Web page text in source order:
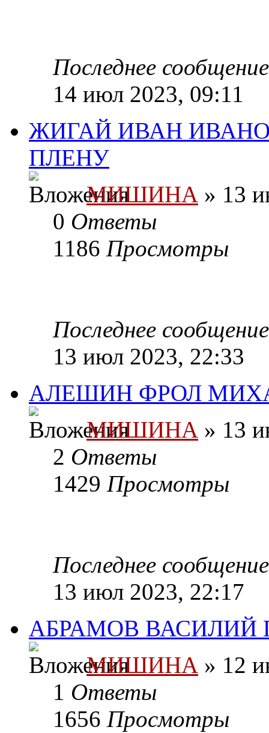
Последнее
14 июл 2023, 09:11
ЖИГАЙ ИВАН
ПЛЕНУ
МИШИНА » 13
0 Ответы
1186 Просмотры
Последнее
13 июл 2023, 22:33
АЛЕШИН ФРОЛ
МИШИНА » 13
2 Ответы
1429 Просмотры
Последнее
13 июл 2023, 22:17
АБРАМОВ ВАСИЛИЙ
МИШИНА » 12
1 Ответы
1656 Просмотры